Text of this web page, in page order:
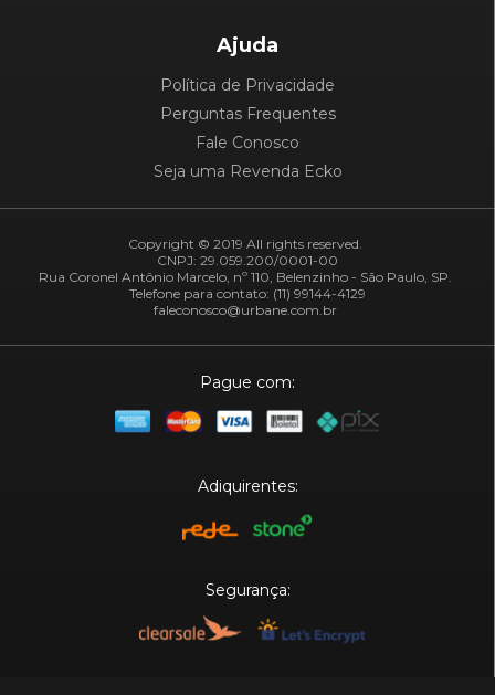
Ajuda
Política de Privacidade
Perguntas Frequentes
Fale Conosco
Seja uma Revenda Ecko
Copyright © 2019 All rights reserved.
CNPJ: 29.059.200/0001-00
Rua Coronel Antônio Marcelo, nº 110, Belenzinho - São Paulo, SP.
Telefone para contato: (11) 99144-4129
faleconosco@urbane.com.br
Pague com:
Adiquirentes:
Segurança: